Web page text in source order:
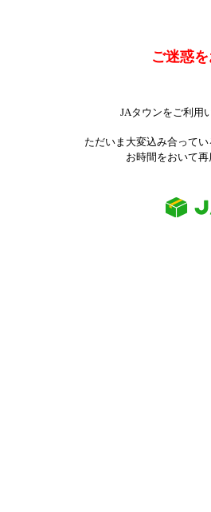
ご迷惑
JAタウンをご利用
ただいま大変込み合って
お時間をおいて